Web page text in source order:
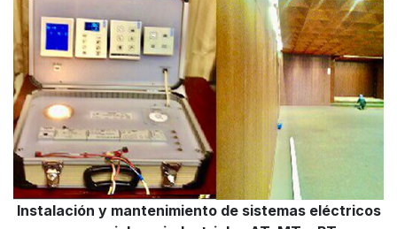
Instalación y mantenimiento de sistemas eléctricos